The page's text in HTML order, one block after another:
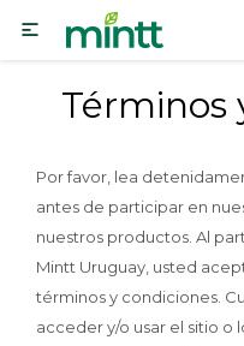

Términos
Por favor, lea
antes de participar en
nuestros productos. Al
Mintt Uruguay, usted
términos y condiciones.
acceder y/o usar el sitio o